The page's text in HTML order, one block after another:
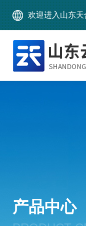
欢迎进入山东天
产品中心